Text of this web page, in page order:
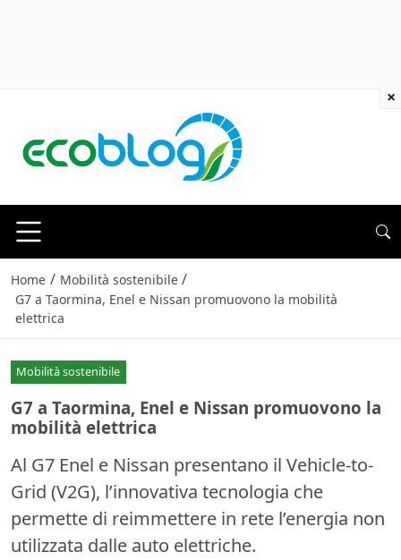
Home / Mobilità sostenibile /
G7 a Taormina, Enel e Nissan promuovono la mobilità
elettrica
Mobilità sostenibile
G7 a Taormina, Enel e Nissan promuovono la
mobilità elettrica
Al G7 Enel e Nissan presentano il Vehicle-to-
Grid (V2G), l’innovativa tecnologia che
permette di reimmettere in rete l’energia non
utilizzata dalle auto elettriche.
×